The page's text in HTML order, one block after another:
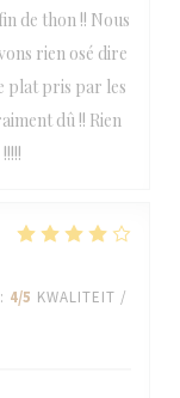
de thon !! Nous
rien osé dire
plat pris par les
dû !! Rien
: 4/5 KWALITEIT /